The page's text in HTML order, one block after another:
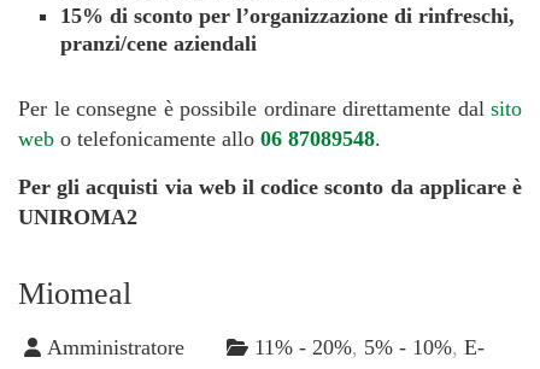
15% di sconto per l’organizzazione di rinfreschi,
pranzi/cene aziendali
Per le consegne è possibile ordinare direttamente dal sito
web o telefonicamente allo 06 87089548.
Per gli acquisti via web il codice sconto da applicare è
UNIROMA2
Miomeal
Amministratore 11% - 20%, 5% - 10%, E-